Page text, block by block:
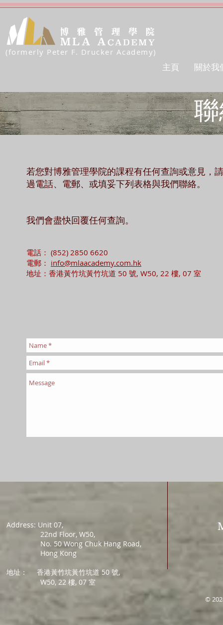
(formerly Peter F. Drucker Academy)
主頁 關於我
若您對博雅管理學院的課程有任何查詢或意見，
過電話、電郵、或填妥下列表格與我們聯絡。
我們會盡快回覆任何查詢。
電話： (852) 2850 6620
電郵： info@mlaacademy.com.hk
地址：香港黃竹坑黃竹坑道 50 號, W50, 22 樓, 07 室
Address: Unit 07,
22nd Floor, W50,
No. 50 Wong Chuk Hang Road,
Hong Kong
地址：
香港黃竹坑黃竹坑道 50 號,
W50, 22 樓, 07 室
©